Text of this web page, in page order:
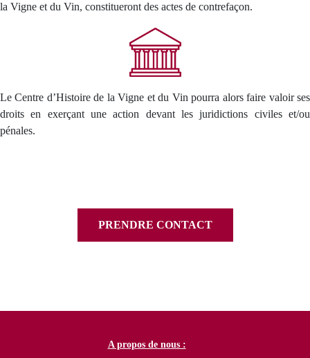
la Vigne et du Vin, constitueront des actes de contrefaçon.
Le Centre d’Histoire de la Vigne et du Vin pourra alors faire valoir ses
droits en exerçant une action devant les juridictions civiles et/ou
pénales.
PRENDRE CONTACT
A propos de nous :